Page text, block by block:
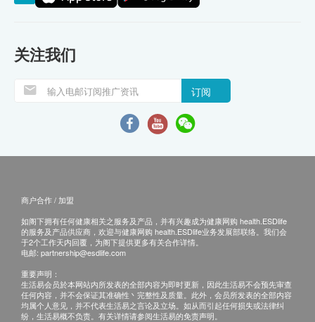
关注我们
订阅
商户合作 / 加盟
如阁下拥有任何健康相关之服务及产品，并有兴趣成为健康网购 health.ESDlife
的服务及产品供应商，欢迎与健康网购 health.ESDlife业务发展部联络。我们会
于2个工作天内回覆，为阁下提供更多有关合作详情。
电邮: partnership@esdlife.com
重要声明：
生活易会员於本网站内所发表的全部内容为即时更新，因此生活易不会预先审查
任何内容，并不会保证其准确性丶完整性及质量。此外，会员所发表的全部内容
均属个人意见，并不代表生活易之言论及立场。如从而引起任何损失或法律纠
纷，生活易概不负责。有关详情请参阅生活易的免责声明。